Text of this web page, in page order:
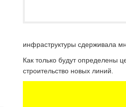
инфраструктуры сдерживала
Как только будут определены
строительство новых линий.